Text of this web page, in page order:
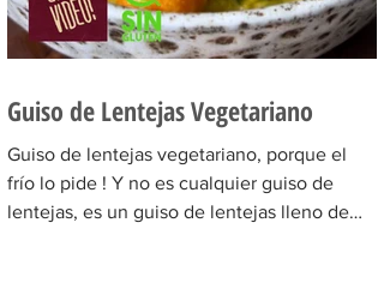
Guiso de Lentejas Vegetariano
Guiso de lentejas vegetariano, porque el
frío lo pide ! Y no es cualquier guiso de
lentejas, es un guiso de lentejas lleno de